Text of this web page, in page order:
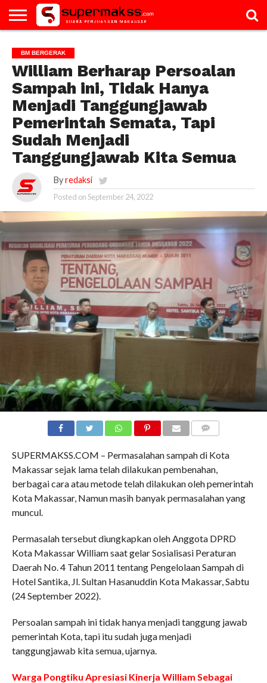
GALERI
ARTIKEL
BM
BERGERAK
PAC
PROFILE
VIDEO
BM BERGERAK
William Berharap Persoalan
Sampah ini, Tidak Hanya
Menjadi Tanggungjawab
Pemerintah Semata, Tapi
Sudah Menjadi
Tanggungjawab Kita Semua
By redaksi
Posted onSeptember 24, 2022
SUPERMAKSS.COM – Permasalahan sampah di Kota
Makassar sejak lama telah dilakukan pembenahan,
berbagai cara atau metode telah dilakukan oleh pemerintah
Kota Makassar, Namun masih banyak permasalahan yang
muncul.
Permasalah tersebut diungkapkan oleh Anggota DPRD
Kota Makassar William saat gelar Sosialisasi Peraturan
Daerah No. 4 Tahun 2011 tentang Pengelolaan Sampah di
Hotel Santika, Jl. Sultan Hasanuddin Kota Makassar, Sabtu
(24 September 2022).
Persoalan sampah ini tidak hanya menjadi tanggung jawab
pemerintah Kota, tapi itu sudah juga menjadi
tanggungjawab kita semua, ujarnya.
Warga Pongtiku Apresiasi Kinerja William Sebagai